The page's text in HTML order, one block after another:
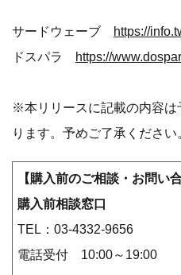
サードウェーブ https://
ドスパラ https://
※本リリースに記載の内容は
ります。予めご了承ください
【購入前のご相談・お問い
購入前相談窓口
TEL：03-4332-9656
電話受付 10:00～19:00